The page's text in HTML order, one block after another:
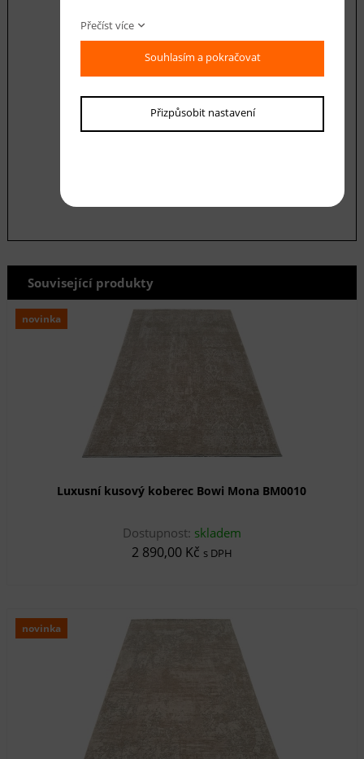
Souhlasím se zásadami ochranyosobních
Související produkty
novinka
Luxusní kusový koberec Bowi Mona BM0010
Dostupnost: skladem
2 890,00 Kč s DPH
novinka
Přečíst více
Souhlasím a pokračovat
Přizpůsobit nastavení